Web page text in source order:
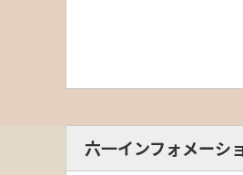
六一インフォメーシ